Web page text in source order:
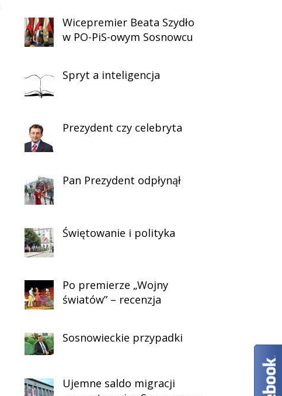
Wicepremier Beata Szydło
w PO-PiS-owym Sosnowcu
Spryt a inteligencja
Prezydent czy celebryta
Pan Prezydent odpłynął
Świętowanie i polityka
Po premierze „Wojny
światów” – recenzja
Sosnowieckie przypadki
Ujemne saldo migracji